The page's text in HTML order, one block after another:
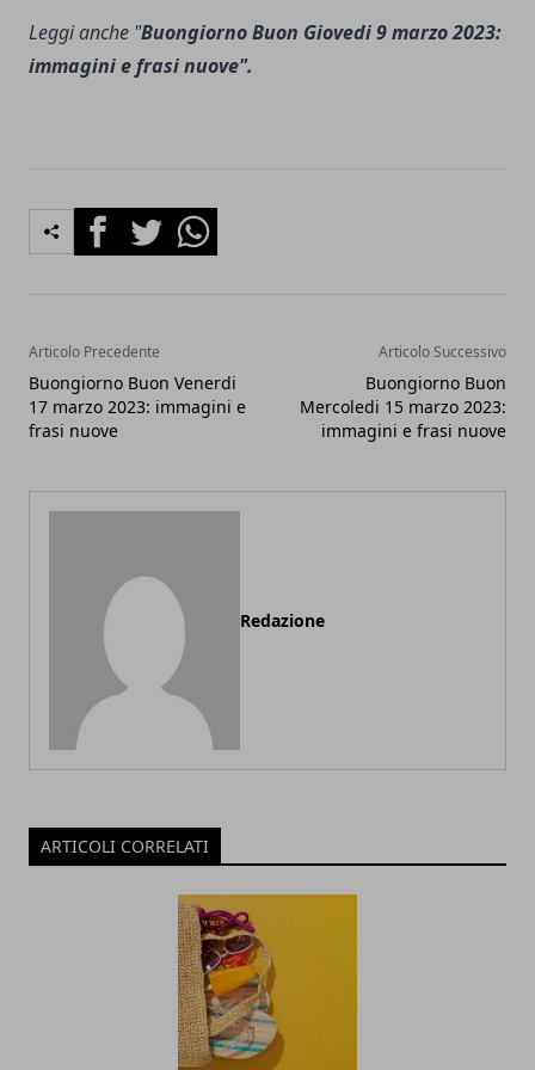
Leggi anche "Buongiorno Buon Giovedi 9 marzo 2023:
immagini e frasi nuove".
FacebookTwitterWhatsapp
Articolo Precedente
Buongiorno Buon Venerdi
17 marzo 2023: immagini e
frasi nuove
Articolo Successivo
Buongiorno Buon
Mercoledi 15 marzo 2023:
immagini e frasi nuove
Redazione
ARTICOLI CORRELATI